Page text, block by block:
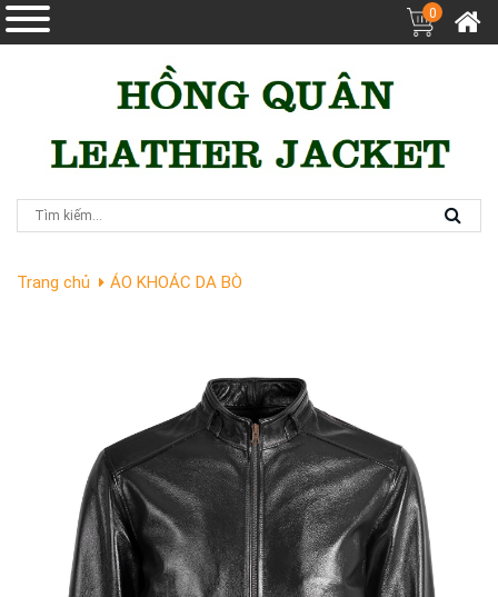
0
Trang chủ ÁO KHOÁC DA BÒ